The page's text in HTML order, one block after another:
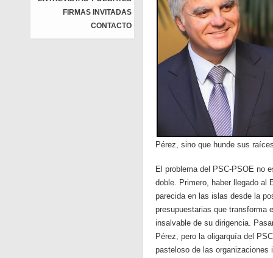
FIRMAS INVITADAS
CONTACTO
Pérez, sino que hunde sus
El problema del PSC-PSOE no
doble. Primero, haber llegado al
parecida en las islas desde la
presupuestarias que transforma
insalvable de su dirigencia.
Pérez, pero la oligarquía del
pasteloso de las organizaciones